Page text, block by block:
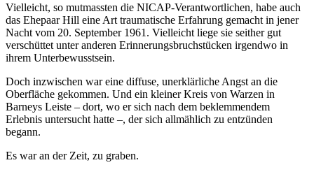
Vielleicht, so mutmassten die NICAP-Verantwortlichen, habe auch
das Ehepaar Hill eine Art traumatische Erfahrung gemacht in jener
Nacht vom 20. September 1961. Vielleicht liege sie seither gut
verschüttet unter anderen Erinnerungsbruchstücken irgendwo in
ihrem Unterbewusstsein.
Doch inzwischen war eine diffuse, unerklärliche Angst an die
Oberfläche gekommen. Und ein kleiner Kreis von Warzen in
Barneys Leiste – dort, wo er sich nach dem beklemmendem
Erlebnis untersucht hatte –, der sich allmählich zu entzünden
begann.
Es war an der Zeit, zu graben.